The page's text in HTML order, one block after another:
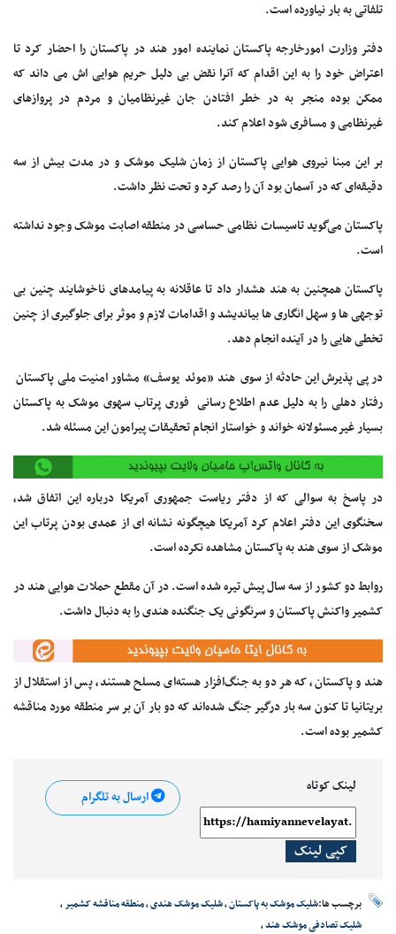
تلفاتی به بار نیاورده است.
دفتر وزارت امورخارجه پاکستان نماینده امور هند در پاکستان را احضار کرد تا
اعتراض خود را به این اقدام که آنرا نقض بی دلیل حریم هوایی اش می داند که
ممکن بوده منجر به در خطر افتادن جان غیرنظامیان و مردم در پروازهای
غیرنظامی و مسافری شود اعلام کند.
بر این مبنا نیروی هوایی پاکستان از زمان شلیک موشک و در مدت بیش از سه
دقیقه‌ای که در آسمان بود آن را رصد کرد و تحت نظر داشت.
پاکستان می‌گوید تاسیسات نظامی حساسی در منطقه اصابت موشک وجود نداشته
است.
پاکستان همچنین به هند هشدار داد تا عاقلانه به پیامدهای ناخوشایند چنین بی
توجهی ها و سهل انگاری ها بیاندیشد و اقدامات لازم و موثر برای جلوگیری از چنین
تخطی هایی را در آینده انجام دهد.
در پی پذیرش این حادثه از سوی هند «موئد یوسف» مشاور امنیت ملی پاکستان
رفتار دهلی را به دلیل عدم اطلاع رسانی فوری پرتاب سهوی موشک به پاکستان
بسیار غیرمسئولانه خواند و خواستار انجام تحقیقات پیرامون این مسئله شد.
در پاسخ به سوالی که از دفتر ریاست جمهوری آمریکا درباره این اتفاق شد،
سخنگوی این دفتر اعلام کرد آمریکا هیچگونه نشانه ای از عمدی بودن پرتاب این
موشک از سوی هند به پاکستان مشاهده نکرده است.
روابط دو کشور از سه سال پیش تیره شده است. در آن مقطع حملات هوایی هند در
کشمیر واکنش پاکستان و سرنگونی یک جنگنده هندی را به دنبال داشت.
هند و پاکستان، که هر دو به جنگ‌افزار هسته‌ای مسلح هستند، پس از استقلال از
بریتانیا تا کنون سه بار درگیر جنگ شده‌اند که دو بار آن بر سر منطقه مورد مناقشه
کشمیر بوده است.
لینک کوتاه
کپی لینک
ارسال به تلگرام
برچسب ها:شلیک موشک به پاکستان،شلیک موشک هندی،منطقه مناقشه کشمیر،
شلیک تصادفی موشک هند،